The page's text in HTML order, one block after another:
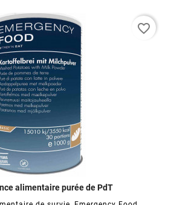
alimentaire purée de PdT
favorite_border